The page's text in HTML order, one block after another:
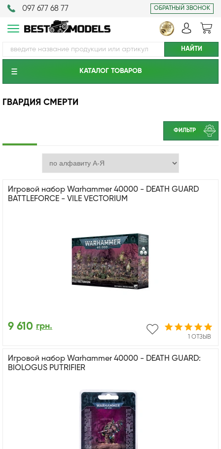
097 677 68 77 ОБРАТНЫЙ ЗВОНОК
КАТАЛОГ ТОВАРОВ
ГВАРДИЯ СМЕРТИ
ФИЛЬТР
Игровой набор Warhammer 40000 - DEATH GUARD
BATTLEFORCE - VILE VECTORIUM
1 ОТЗЫВ
9 610 грн.
Игровой набор Warhammer 40000 - DEATH GUARD:
BIOLOGUS PUTRIFIER